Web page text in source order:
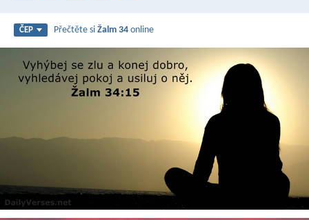
ČEP Přečtěte siŽalm 34 online